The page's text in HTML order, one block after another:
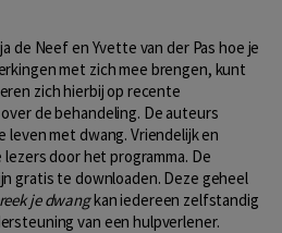
de Neef en Yvette van der Pas hoe je
met zich mee brengen, kunt
zich hierbij op recente
de behandeling. De auteurs
met dwang. Vriendelijk en
door het programma. De
gratis te downloaden. Deze geheel
je dwangkan iedereen zelfstandig
van een hulpverlener.